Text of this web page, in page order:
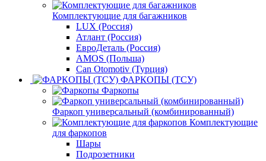
Комплектующие для багажников
LUX (Россия)
Атлант (Россия)
ЕвроДеталь (Россия)
AMOS (Польша)
Can Otomotiv (Турция)
ФАРКОПЫ (ТСУ)
Фаркопы
Фаркоп универсальный (комбинированный)
Комплектующие
для фаркопов
Шары
Подрозетники